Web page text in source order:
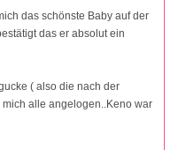
das schönste Baby auf der
das er absolut ein
( also die nach der
alle angelogen..Keno war